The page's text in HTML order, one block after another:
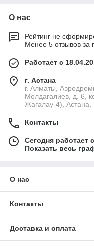
О нас
Рейтинг не
Менее 5 отзывов за
Работает с
г. Астана
г. Алматы,
Молдагалиев, д. 6,
Жагалау-4), Астана,
Контакты
Сегодня работает
Показать весь
О нас
Контакты
Доставка и оплата